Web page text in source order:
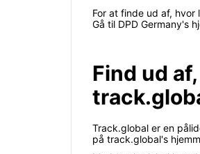
For at finde ud af,
Gå til DPD Germany's
Find ud
Track.global er en
på track.global's